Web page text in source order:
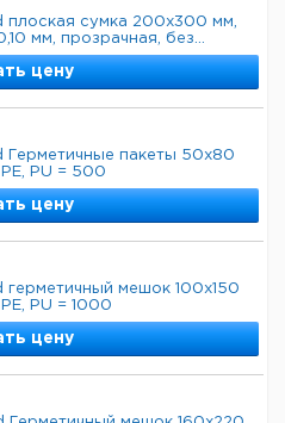
плоская сумка 200x300 мм,
мм, прозрачная, без...
цену
Герметичные пакеты 50x80
PU = 500
цену
герметичный мешок 100x150
PU = 1000
цену